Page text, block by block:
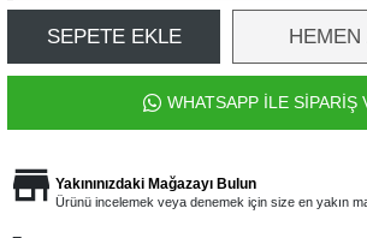
SEPETE EKLE HEMEN
WHATSAPP İLE SİPARİŞ
Yakınınızdaki Mağazayı Bulun
Ürünü incelemek veya denemek için size en yakın